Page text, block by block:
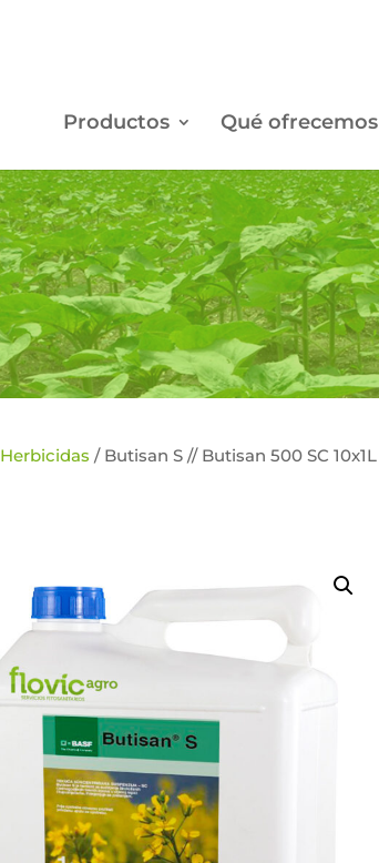
Productos Qué
Herbicidas / Butisan S // Butisan 500 SC